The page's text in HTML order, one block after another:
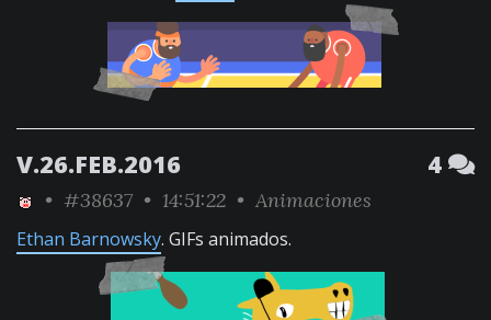
V.26.FEB.2016 4
• #38637 • 14:51:22 • Animaciones
Ethan Barnowsky. GIFs animados.